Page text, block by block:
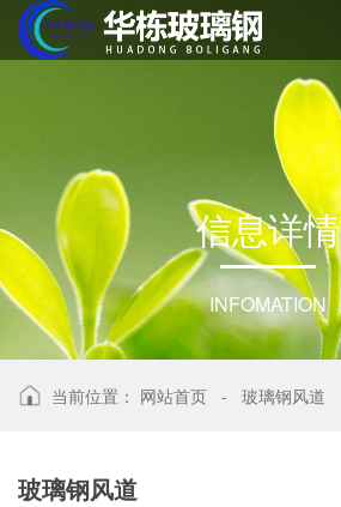
信息详情
INFOMATION
当前位置： 网站首页 - 玻璃钢风道
玻璃钢风道